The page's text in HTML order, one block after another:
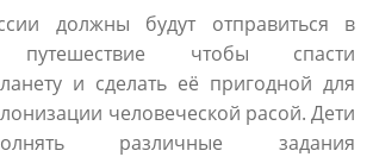
должны будут отправиться в
путешествие чтобы спасти
и сделать её пригодной для
человеческой расой. Дети
различные задания